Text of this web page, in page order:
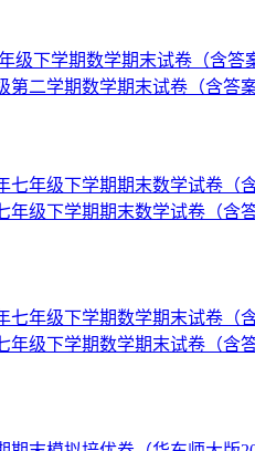
级下学期数学期末试卷（含答
第二学期数学期末试卷（含答案
年级下学期期末数学试卷（含
年级下学期数学期末试卷（含